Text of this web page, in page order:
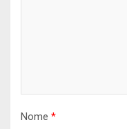
Nome *